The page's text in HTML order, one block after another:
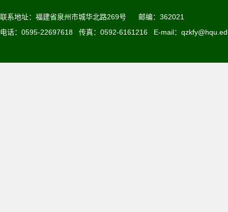
联系地址： 福建省泉州市城华北路269号 邮编：362021
电话：0595-22697618 传真：0592-6161216 E-mail：